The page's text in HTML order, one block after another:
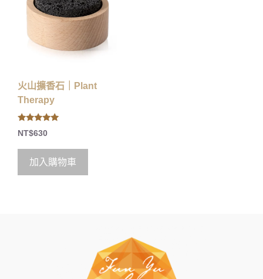
火山擴香石｜Plant
Therapy
5.00
out of 5
NT$630
加入購物車